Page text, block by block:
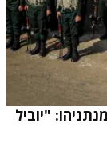
"יוביל